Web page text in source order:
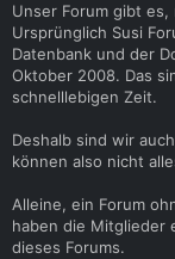
Unser Forum gibt
Ursprünglich Susi
Datenbank und der
Oktober 2008. Das
schnelllebigen Zeit.
Deshalb sind wir
können also nicht
Alleine, ein Forum
haben die Mitglieder
dieses Forums.